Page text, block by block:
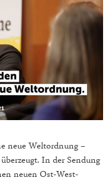
neue Weltordnung –
In der Sendung
neuen Ost-West-